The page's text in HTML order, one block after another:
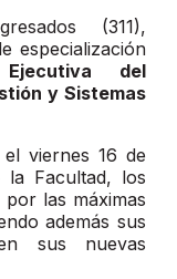
(311),
especialización
Ejecutiva del
y Sistemas
viernes 16 de
la Facultad, los
las máximas
además sus
sus nuevas